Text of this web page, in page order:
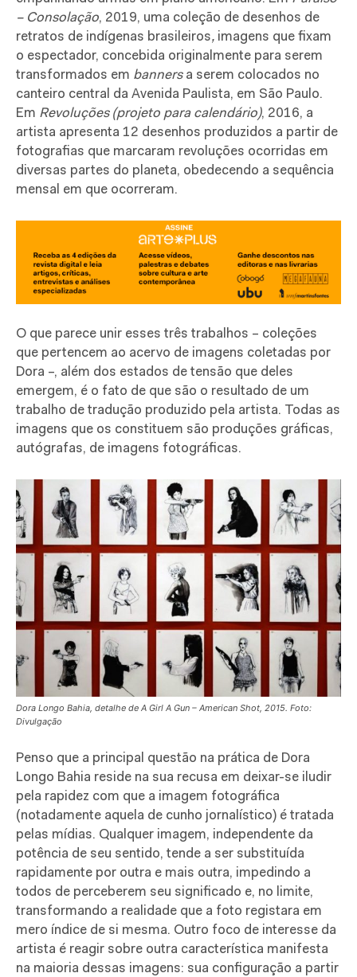
– Consolação, 2019, uma coleção de desenhos de
retratos de indígenas brasileiros, imagens que fixam
o espectador, concebida originalmente para serem
transformados em bannersa serem colocados no
canteiro central da Avenida Paulista, em São Paulo.
Em Revoluções (projeto para calendário), 2016, a
artista apresenta 12 desenhos produzidos a partir de
fotografias que marcaram revoluções ocorridas em
diversas partes do planeta, obedecendo a sequência
mensal em que ocorreram.
O que parece unir esses três trabalhos – coleções
que pertencem ao acervo de imagens coletadas por
Dora –, além dos estados de tensão que deles
emergem, é o fato de que são o resultado de um
trabalho de tradução produzido pela artista. Todas as
imagens que os constituem são produções gráficas,
autógrafas, de imagens fotográficas.
Dora Longo Bahia, detalhe de A Girl A Gun – American Shot, 2015. Foto:
Divulgação
Penso que a principal questão na prática de Dora
Longo Bahia reside na sua recusa em deixar-se iludir
pela rapidez com que a imagem fotográfica
(notadamente aquela de cunho jornalístico) é tratada
pelas mídias. Qualquer imagem, independente da
potência de seu sentido, tende a ser substituída
rapidamente por outra e mais outra, impedindo a
todos de perceberem seu significado e, no limite,
transformando a realidade que a foto registara em
mero índice de si mesma. Outro foco de interesse da
artista é reagir sobre outra característica manifesta
na maioria dessas imagens: sua configuração a partir